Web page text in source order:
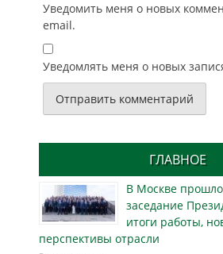
Уведомить меня о новых
email.
Уведомлять меня о новых
ГЛАВНОЕ
В Москве
заседание
итоги работы,
перспективы отрасли